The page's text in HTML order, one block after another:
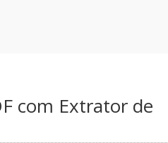
com Extrator de